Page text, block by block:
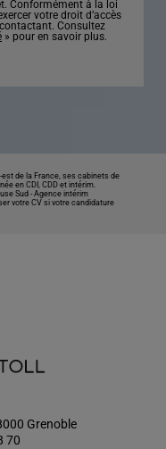
Conformément à la loi
votre droit d’accès
Consultez
» pour en savoir plus.
est de la France, ses cabinets de
en CDI, CDD et intérim.
Sud -Agence intérim
votre CV si votre candidature
Grenoble
70